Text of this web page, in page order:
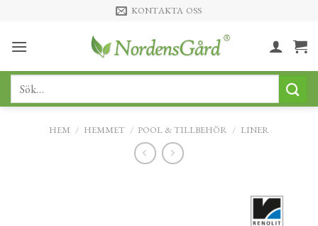
content
KONTAKTA OSS
Sök
HEM / HEMMET / POOL & TILLBEHÖR / LINER